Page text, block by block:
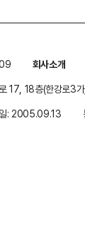
회사소개
17, 18층(한강로3
: 2005.09.13